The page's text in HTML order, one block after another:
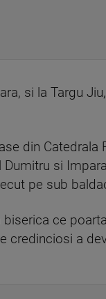
si la Targu
din
si
pe sub
ce
credinciosi a